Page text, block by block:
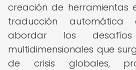
creación de herramientas
traducción
abordar los
multidimensionales que
de crisis globales,